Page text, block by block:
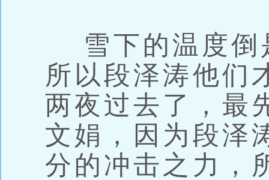
雪下的温度倒
所以段泽涛他们
两夜过去了，最
文娟，因为段泽
分的冲击之力，